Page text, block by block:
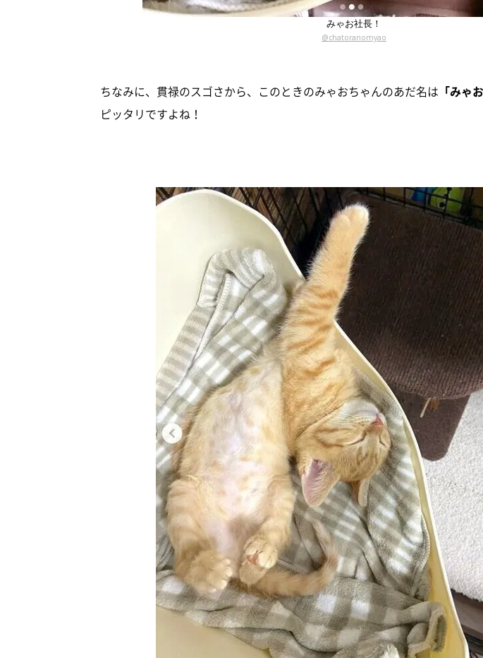
みゃお社長！
@chatoranomyao
ちなみに、貫禄のスゴさから、このときのみゃおちゃんのあだ名は 「みゃ
ピッタリですよね！